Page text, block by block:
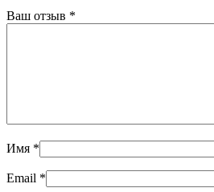
Ваш отзыв *
Имя *
Email *